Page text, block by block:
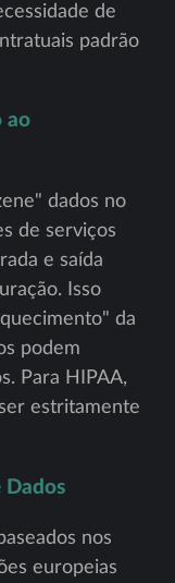
de
padrão
ao
dados no
de serviços
e saída
Isso
da
podem
Para HIPAA,
estritamente
Dados
nos
europeias